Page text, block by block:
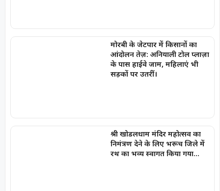
मोरबी के जेटपार में किसानों का
आंदोलन तेज़: अनियाली टोल प्लाज़ा
के पास हाईवे जाम, महिलाएं भी
सड़कों पर उतरीं।
श्री खोडलधाम मंदिर महोत्सव का
निमंत्रण देने के लिए भरूच जिले में
रथ का भव्य स्वागत किया गया…